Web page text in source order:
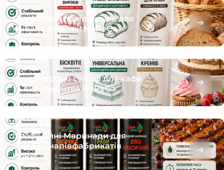
Професійні поліпшувачі для
хліба та випічки HoReCa
Кондитерські суміші для кафе
та виробництва HoReCa
Професійні Маринади для
м’яса та напівфабрикатів
HoReCa